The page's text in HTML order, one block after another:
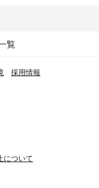
覧
採用情報
について